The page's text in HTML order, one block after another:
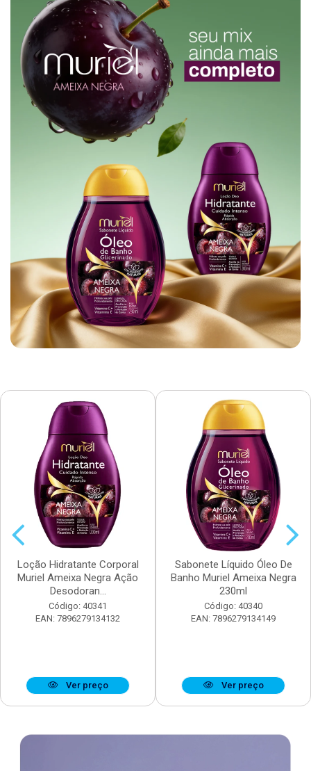
Loção Hidratante Corporal
Muriel Ameixa Negra Ação
Desodoran...
Código: 40341
EAN: 7896279134132
Ver preço
Sabonete Líquido Óleo De
Banho Muriel Ameixa Negra
230ml
Código: 40340
EAN: 7896279134149
Ver preço